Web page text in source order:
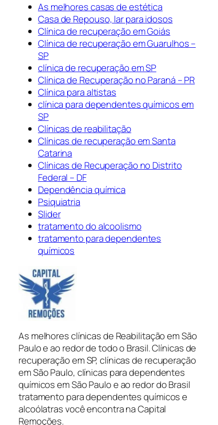
As melhores casas de estética
Casa de Repouso, lar para idosos
Clínica de recuperação em Goiás
Clínica de recuperação em Guarulhos –
SP
clínica de recuperação em SP
Clínica de Recuperação no Paraná – PR
Clínica para altistas
clínica para dependentes químicos em
SP
Clínicas de reabilitação
Clínicas de recuperação em Santa
Catarina
Clínicas de Recuperação no Distrito
Federal – DF
Dependência química
Psiquiatria
Slider
tratamento do alcoolismo
tratamento para dependentes
químicos
As melhores clínicas de Reabilitação em São
Paulo e ao redor de todo o Brasil. Clínicas de
recuperação em SP, clínicas de recuperação
em São Paulo, clínicas para dependentes
químicos em São Paulo e ao redor do Brasil
tratamento para dependentes químicos e
alcoólatras você encontra na Capital
Remoções.